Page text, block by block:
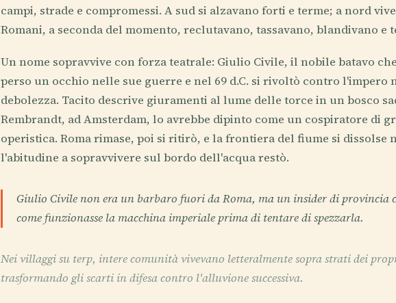
campi, strade e compromessi. A sud si alzavano forti e terme; a nord
Romani, a seconda del momento, reclutavano, tassavano, blandivano e
Un nome sopravvive con forza teatrale: Giulio Civile, il nobile batavo
perso un occhio nelle sue guerre e nel 69 d.C. si rivoltò contro l'impero
debolezza. Tacito descrive giuramenti al lume delle torce in un bosco
Rembrandt, ad Amsterdam, lo avrebbe dipinto come un cospiratore di
operistica. Roma rimase, poi si ritirò, e la frontiera del fiume si dissolse
l'abitudine a sopravvivere sul bordo dell'acqua restò.
Giulio Civile non era un barbaro fuori da Roma, ma un insider di provincia
come funzionasse la macchina imperiale prima di tentare di spezzarla.
Nei villaggi su terp, intere comunità vivevano letteralmente sopra strati dei
trasformando gli scarti in difesa contro l'alluvione successiva.